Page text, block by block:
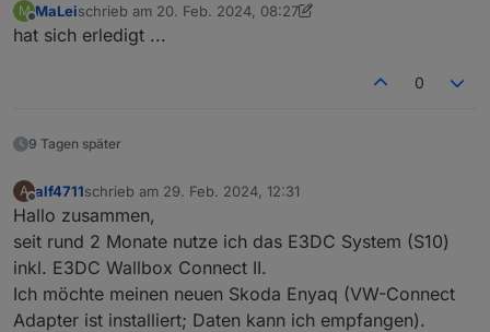
Hast du die Anleitung Charge-Control von Github
gelesen?
M
Offline
MaLeischrieb am 20. Feb. 2024, 08:27
zuletzt editiert von MaLei
hat sich erledigt ...
0
9 Tagen später
A
Offline
alf4711schrieb am 29. Feb. 2024, 12:31
zuletzt editiert von
Hallo zusammen,
seit rund 2 Monate nutze ich das E3DC System (S10)
inkl. E3DC Wallbox Connect II.
Ich möchte meinen neuen Skoda Enyaq (VW-Connect
Adapter ist installiert; Daten kann ich empfangen).